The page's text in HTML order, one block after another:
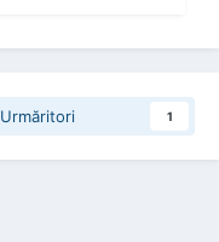
Urmăritori 1